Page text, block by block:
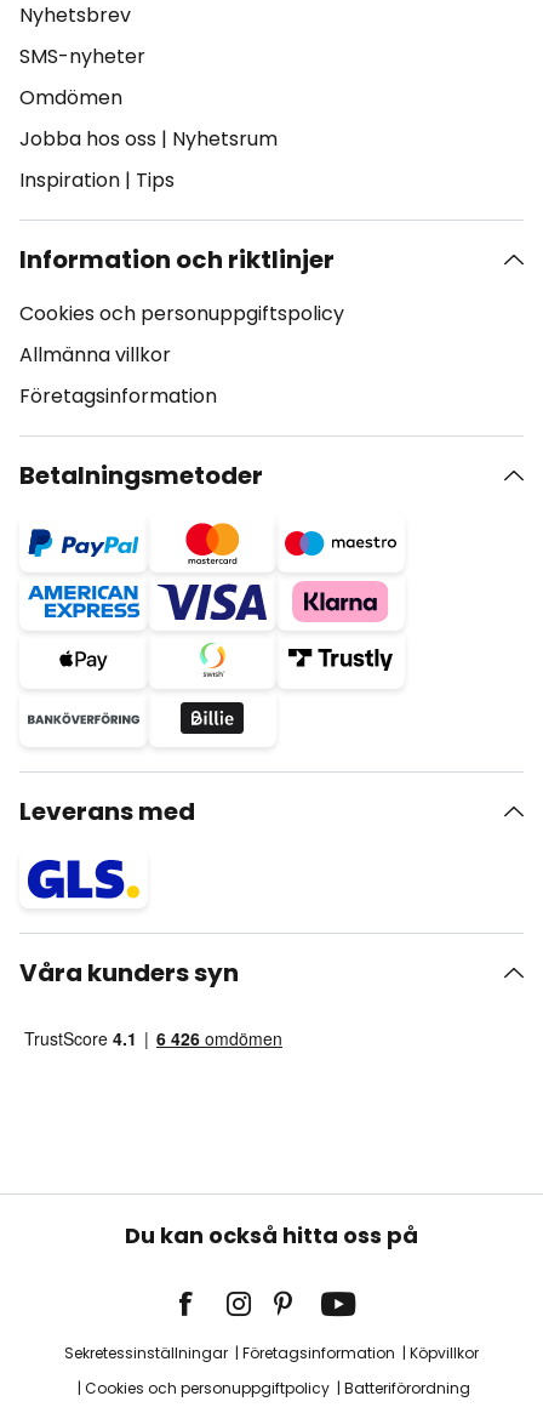
Nyhetsbrev
SMS-nyheter
Omdömen
Jobba hos oss | Nyhetsrum
Inspiration | Tips
Information och riktlinjer
Cookies och personuppgiftspolicy
Allmänna villkor
Företagsinformation
Betalningsmetoder
Leverans med
Våra kunders syn
Du kan också hitta oss på
Sekretessinställningar Företagsinformation
Köpvillkor
Cookies och personuppgiftpolicy
Batteriförordning